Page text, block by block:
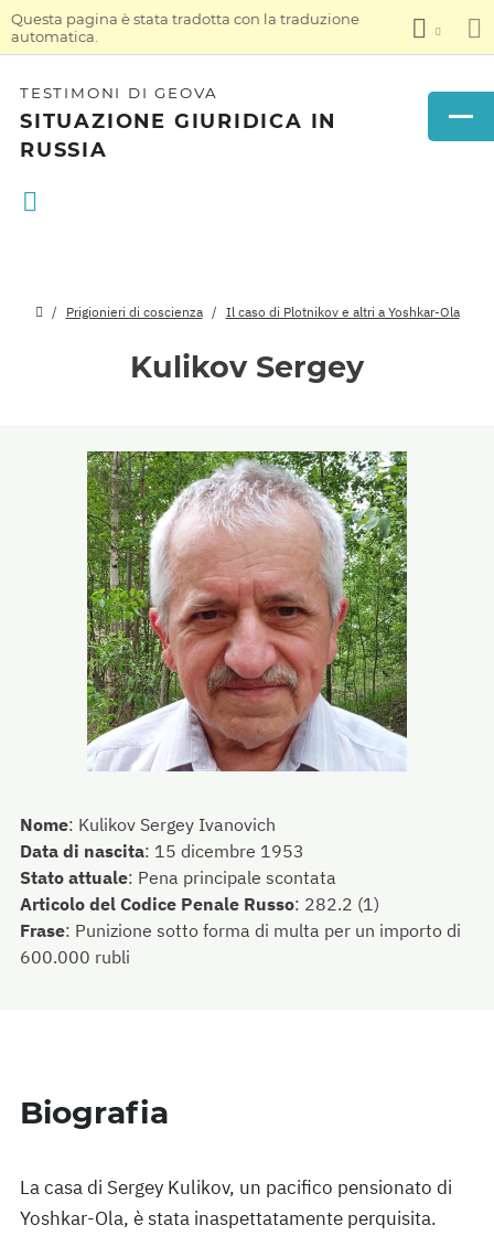
Questa pagina è stata tradotta con la traduzione
automatica.
TESTIMONI DI GEOVA
SITUAZIONE GIURIDICA IN
RUSSIA
Prigionieri di coscienza Il caso di Plotnikov e altri a Yoshkar-Ola
Kulikov Sergey
Nome: Kulikov Sergey Ivanovich
Data di nascita: 15 dicembre 1953
Stato attuale: Pena principale scontata
Articolo del Codice Penale Russo: 282.2 (1)
Frase: Punizione sotto forma di multa per un importo di
600.000 rubli
Biografia
La casa di Sergey Kulikov, un pacifico pensionato di
Yoshkar-Ola, è stata inaspettatamente perquisita.